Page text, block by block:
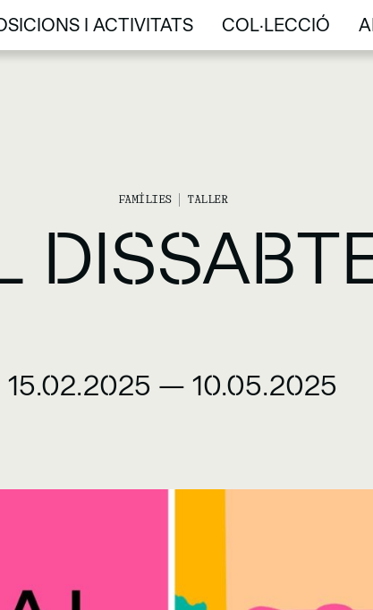
I ACTIVITATS
I ACTIVITATS
COL·LECCIÓ
COL·LECCIÓ
FAMÍLIES TALLER
15.02.2025 — 10.05.2025